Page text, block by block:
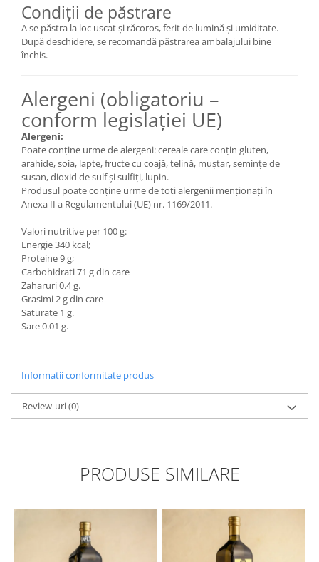
Condiții de păstrare
A se păstra la loc uscat și răcoros, ferit de lumină și umiditate.
După deschidere, se recomandă păstrarea ambalajului bine
închis.
Alergeni (obligatoriu –
conform legislației UE)
Alergeni:
Poate conține urme de alergeni: cereale care conțin gluten,
arahide, soia, lapte, fructe cu coajă, țelină, muștar, semințe de
susan, dioxid de sulf și sulfiți, lupin.
Produsul poate conține urme de toți alergenii menționați în
Anexa II a Regulamentului (UE) nr. 1169/2011.
Valori nutritive per 100 g:
Energie 340 kcal;
Proteine 9 g;
Carbohidrati 71 g din care
Zaharuri 0.4 g.
Grasimi 2 g din care
Saturate 1 g.
Sare 0.01 g.
Informatii conformitate produs
Review-uri(0)
PRODUSE SIMILARE